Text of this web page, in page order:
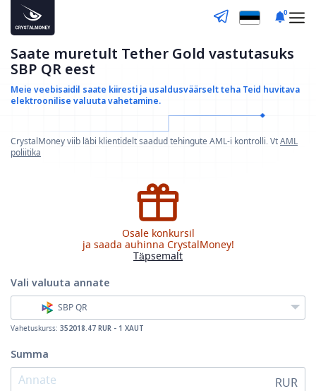
0
Saate muretult Tether Gold vastutasuks
SBP QR eest
Meie veebisaidil saate kiiresti ja usaldusväärselt teha Teid huvitava
elektroonilise valuuta vahetamine.
CrystalMoney viib läbi klientidelt saadud tehingute AML-i kontrolli. VtAML
poliitika
Osale konkursil
ja saada auhinna CrystalMoney!
Täpsemalt
Vali valuuta annate
SBP QR
Vahetuskurss: 352018.47 RUR - 1 XAUT
Summa
RUR